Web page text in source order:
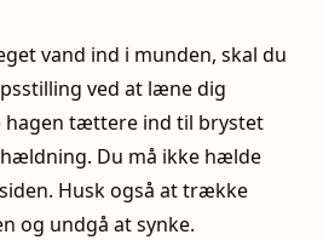
vand ind i munden, skal du
ved at læne dig
tættere ind til brystet
Du må ikke hælde
Husk også at trække
og undgå at synke.